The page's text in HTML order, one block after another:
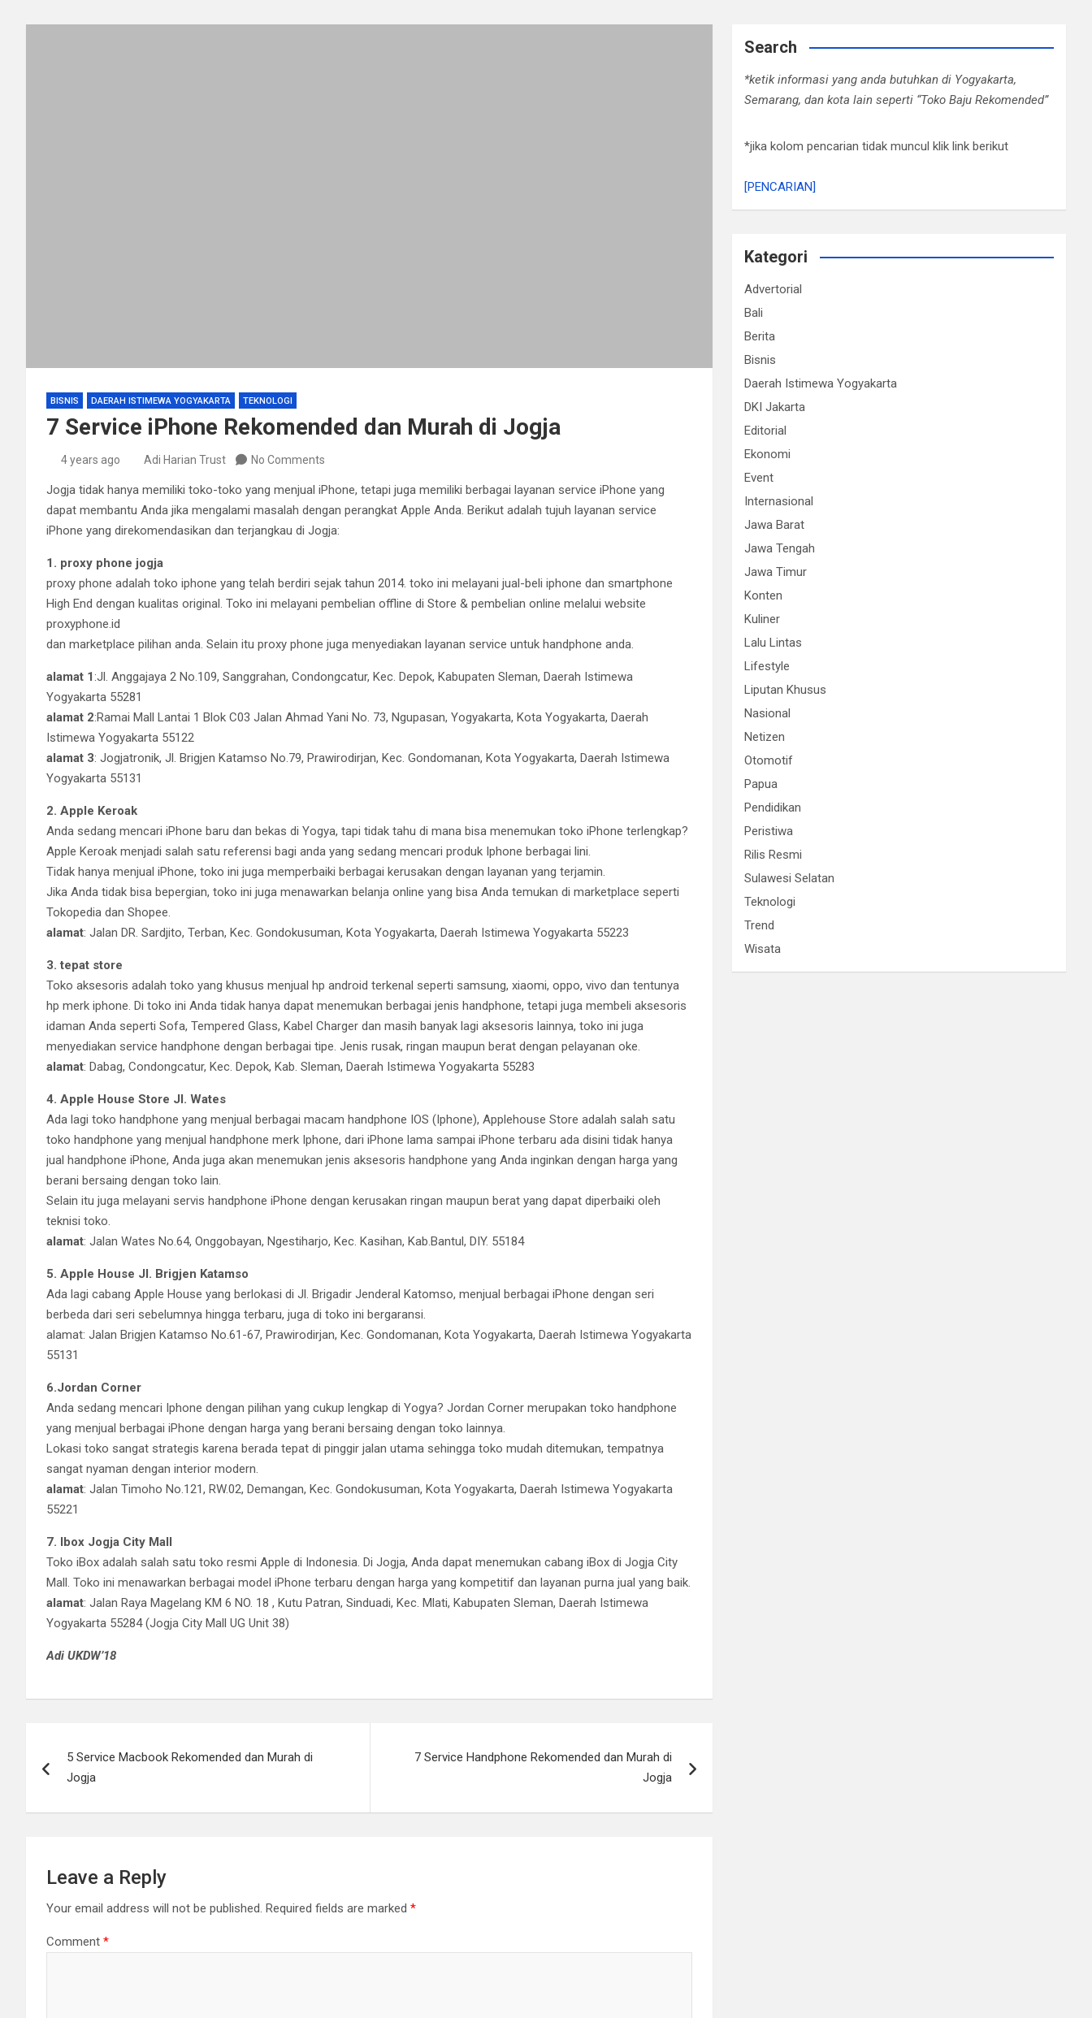
BISNIS DAERAH ISTIMEWA YOGYAKARTA TEKNOLOGI
7 Service iPhone Rekomended dan Murah di Jogja
4 years ago Adi Harian Trust No Comments
Jogja tidak hanya memiliki toko-toko yang menjual iPhone, tetapi juga memiliki berbagai layanan service iPhone yang
dapat membantu Anda jika mengalami masalah dengan perangkat Apple Anda. Berikut adalah tujuh layanan service
iPhone yang direkomendasikan dan terjangkau di Jogja:
1. proxy phone jogja
proxy phone adalah toko iphone yang telah berdiri sejak tahun 2014. toko ini melayani jual-beli iphone dan smartphone
High End dengan kualitas original. Toko ini melayani pembelian offline di Store & pembelian online melalui website
proxyphone.id
dan marketplace pilihan anda. Selain itu proxy phone juga menyediakan layanan service untuk handphone anda.
alamat 1:Jl. Anggajaya 2 No.109, Sanggrahan, Condongcatur, Kec. Depok, Kabupaten Sleman, Daerah Istimewa
Yogyakarta 55281
alamat 2:Ramai Mall Lantai 1 Blok C03 Jalan Ahmad Yani No. 73, Ngupasan, Yogyakarta, Kota Yogyakarta, Daerah
Istimewa Yogyakarta 55122
alamat 3: Jogjatronik, Jl. Brigjen Katamso No.79, Prawirodirjan, Kec. Gondomanan, Kota Yogyakarta, Daerah Istimewa
Yogyakarta 55131
2. Apple Keroak
Anda sedang mencari iPhone baru dan bekas di Yogya, tapi tidak tahu di mana bisa menemukan toko iPhone terlengkap?
Apple Keroak menjadi salah satu referensi bagi anda yang sedang mencari produk Iphone berbagai lini.
Tidak hanya menjual iPhone, toko ini juga memperbaiki berbagai kerusakan dengan layanan yang terjamin.
Jika Anda tidak bisa bepergian, toko ini juga menawarkan belanja online yang bisa Anda temukan di marketplace seperti
Tokopedia dan Shopee.
alamat: Jalan DR. Sardjito, Terban, Kec. Gondokusuman, Kota Yogyakarta, Daerah Istimewa Yogyakarta 55223
3. tepat store
Toko aksesoris adalah toko yang khusus menjual hp android terkenal seperti samsung, xiaomi, oppo, vivo dan tentunya
hp merk iphone. Di toko ini Anda tidak hanya dapat menemukan berbagai jenis handphone, tetapi juga membeli aksesoris
idaman Anda seperti Sofa, Tempered Glass, Kabel Charger dan masih banyak lagi aksesoris lainnya, toko ini juga
menyediakan service handphone dengan berbagai tipe. Jenis rusak, ringan maupun berat dengan pelayanan oke.
alamat: Dabag, Condongcatur, Kec. Depok, Kab. Sleman, Daerah Istimewa Yogyakarta 55283
4. Apple House Store Jl. Wates
Ada lagi toko handphone yang menjual berbagai macam handphone IOS (Iphone), Applehouse Store adalah salah satu
toko handphone yang menjual handphone merk Iphone, dari iPhone lama sampai iPhone terbaru ada disini tidak hanya
jual handphone iPhone, Anda juga akan menemukan jenis aksesoris handphone yang Anda inginkan dengan harga yang
berani bersaing dengan toko lain.
Selain itu juga melayani servis handphone iPhone dengan kerusakan ringan maupun berat yang dapat diperbaiki oleh
teknisi toko.
alamat: Jalan Wates No.64, Onggobayan, Ngestiharjo, Kec. Kasihan, Kab.Bantul, DIY. 55184
5. Apple House Jl. Brigjen Katamso
Ada lagi cabang Apple House yang berlokasi di Jl. Brigadir Jenderal Katomso, menjual berbagai iPhone dengan seri
berbeda dari seri sebelumnya hingga terbaru, juga di toko ini bergaransi.
alamat: Jalan Brigjen Katamso No.61-67, Prawirodirjan, Kec. Gondomanan, Kota Yogyakarta, Daerah Istimewa Yogyakarta
55131
6.Jordan Corner
Anda sedang mencari Iphone dengan pilihan yang cukup lengkap di Yogya? Jordan Corner merupakan toko handphone
yang menjual berbagai iPhone dengan harga yang berani bersaing dengan toko lainnya.
Lokasi toko sangat strategis karena berada tepat di pinggir jalan utama sehingga toko mudah ditemukan, tempatnya
sangat nyaman dengan interior modern.
alamat: Jalan Timoho No.121, RW.02, Demangan, Kec. Gondokusuman, Kota Yogyakarta, Daerah Istimewa Yogyakarta
55221
7. Ibox Jogja City Mall
Toko iBox adalah salah satu toko resmi Apple di Indonesia. Di Jogja, Anda dapat menemukan cabang iBox di Jogja City
Mall. Toko ini menawarkan berbagai model iPhone terbaru dengan harga yang kompetitif dan layanan purna jual yang baik.
alamat: Jalan Raya Magelang KM 6 NO. 18 , Kutu Patran, Sinduadi, Kec. Mlati, Kabupaten Sleman, Daerah Istimewa
Yogyakarta 55284 (Jogja City Mall UG Unit 38)
Adi UKDW’18
navigation
5 Service Macbook Rekomended dan Murah di
Jogja
7 Service Handphone Rekomended dan Murah di
Jogja
Leave a Reply
Your email address will not be published. Required fields are marked *
Comment *
Search
*ketik informasi yang anda butuhkan di Yogyakarta,
Semarang, dan kota lain seperti “Toko Baju Rekomended”
*jika kolom pencarian tidak muncul klik link berikut
[PENCARIAN]
Kategori
Advertorial
Bali
Berita
Bisnis
Daerah Istimewa Yogyakarta
DKI Jakarta
Editorial
Ekonomi
Event
Internasional
Jawa Barat
Jawa Tengah
Jawa Timur
Konten
Kuliner
Lalu Lintas
Lifestyle
Liputan Khusus
Nasional
Netizen
Otomotif
Papua
Pendidikan
Peristiwa
Rilis Resmi
Sulawesi Selatan
Teknologi
Trend
Wisata